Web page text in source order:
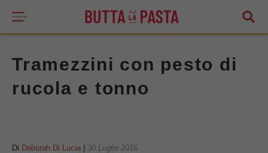
Tramezzini con pesto di
rucola e tonno
Di Deborah Di Lucia 30 Luglio 2016